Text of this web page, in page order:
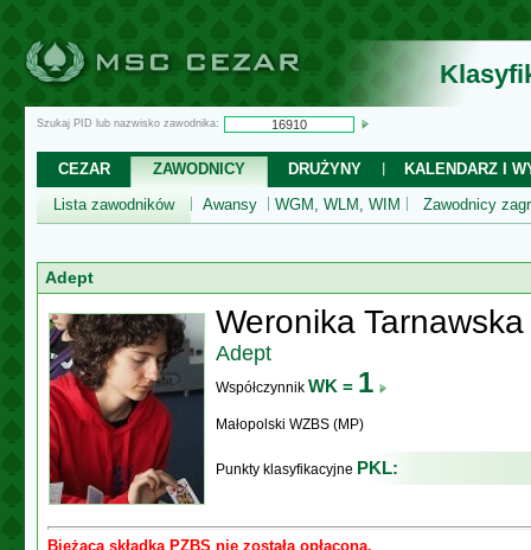
Szukaj PID lub nazwisko zawodnika:
CEZAR ZAWODNICY DRUŻYNY
KALENDARZ I
Lista zawodników
Awansy WGM, WLM, WIM Zawodnicy
Adept
Weronika Tarnawska
Adept
Współczynnik WK = 1
Małopolski WZBS (MP)
Punkty klasyfikacyjne PKL:
Bieżąca składka PZBS nie została opłacona.